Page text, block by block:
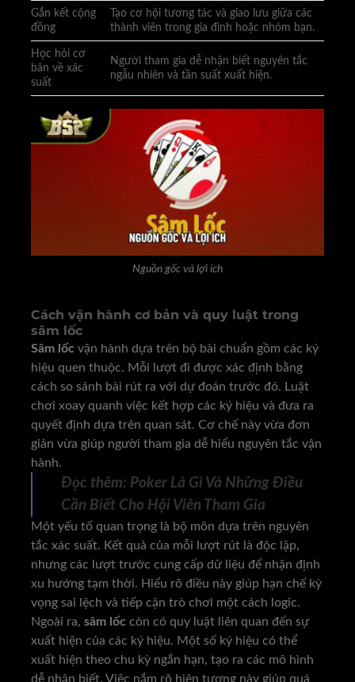
Gắn kết cộng
đồng
Tạo cơ hội tương tác và giao lưu giữa các
thành viên trong gia đình hoặc nhóm bạn.
Học hỏi cơ
bản về xác
suất
Người tham gia dễ nhận biết nguyên tắc
ngẫu nhiên và tần suất xuất hiện.
Nguồn gốc và lợi ích
Cách vận hành cơ bản và quy luật trong
sâm lốc
Sâm lốc vận hành dựa trên bộ bài chuẩn gồm các ký
hiệu quen thuộc. Mỗi lượt đi được xác định bằng
cách so sánh bài rút ra với dự đoán trước đó. Luật
chơi xoay quanh việc kết hợp các ký hiệu và đưa ra
quyết định dựa trên quan sát. Cơ chế này vừa đơn
giản vừa giúp người tham gia dễ hiểu nguyên tắc vận
hành.
Đọc thêm: Poker Là Gì Và Những Điều
Cần Biết Cho Hội Viên Tham Gia
Một yếu tố quan trọng là bộ môn dựa trên nguyên
tắc xác suất. Kết quả của mỗi lượt rút là độc lập,
nhưng các lượt trước cung cấp dữ liệu để nhận định
xu hướng tạm thời. Hiểu rõ điều này giúp hạn chế kỳ
vọng sai lệch và tiếp cận trò chơi một cách logic.
Ngoài ra, sâm lốc còn có quy luật liên quan đến sự
xuất hiện của các ký hiệu. Một số ký hiệu có thể
xuất hiện theo chu kỳ ngắn hạn, tạo ra các mô hình
dễ nhận biết. Việc nắm rõ hiện tượng này giúp quá